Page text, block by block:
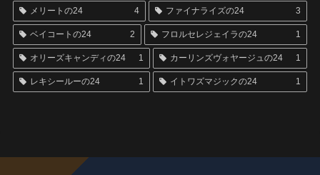
メリートの24 4 ファイナライズの24 3
ベイコートの24 2 フロルセレジェイラの24 1
オリーズキャンディの24 1 カーリンズヴォヤージュの24 1
レキシールーの24 1 イトワズマジックの24 1